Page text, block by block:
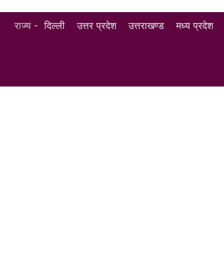
राज्य -दिल्ली उत्तर प्रदेश उत्तराखण्ड मध्य प्रदेश